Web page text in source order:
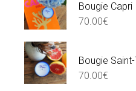
Bougie Capri
70.00€
Bougie
70.00€